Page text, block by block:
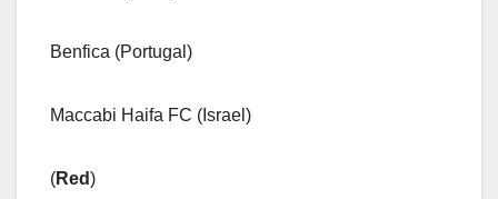
Benfica (Portugal)
Maccabi Haifa FC (Israel)
(Red)